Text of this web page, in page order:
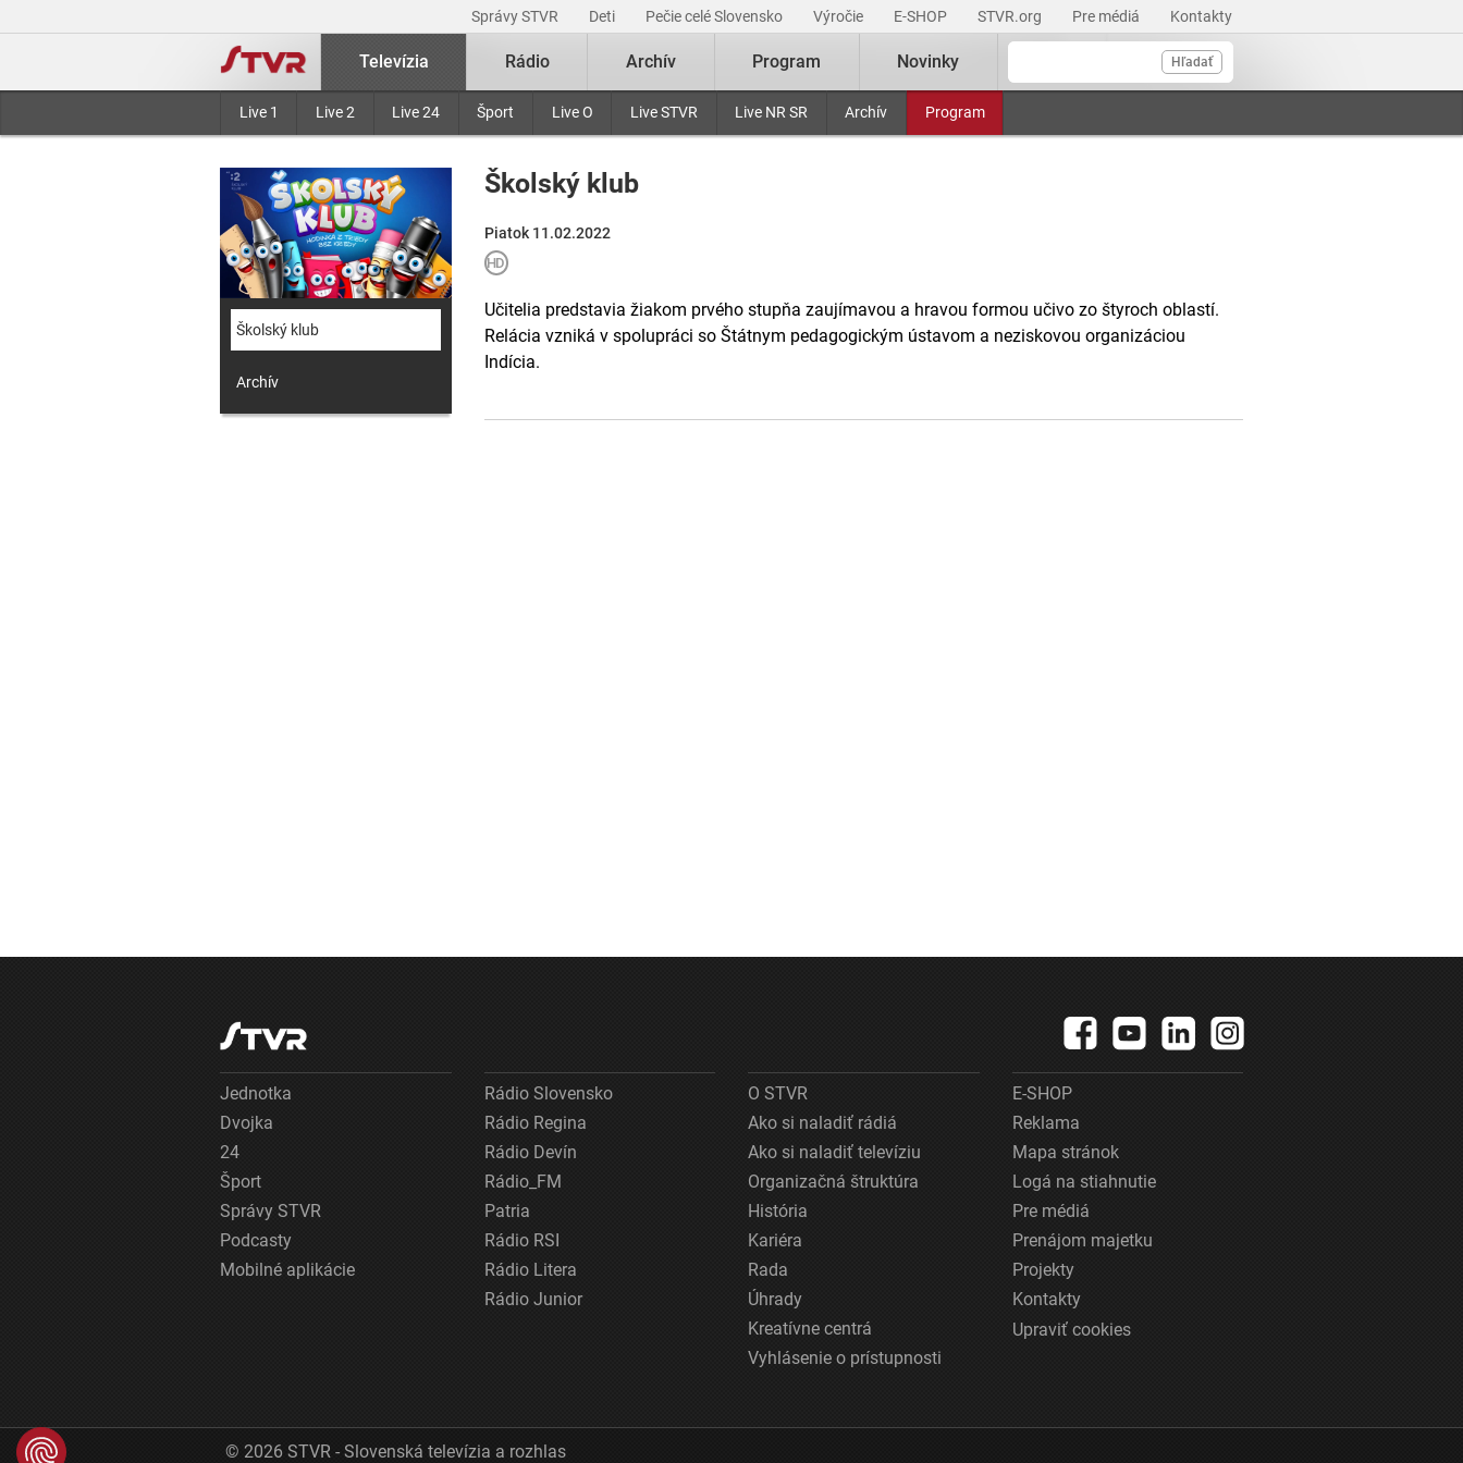
Správy STVR Deti Pečie celé Slovensko Výročie E-SHOP STVR.org Pre médiá Kontakty
Hľadať
Televízia
Live 1 Live 2 Live 24 Šport Live O Live STVR Live NR SR Archív Program
Rádio Archív Program Novinky
Školský klub
Archív
Školský klub
Piatok 11.02.2022
Učitelia predstavia žiakom prvého stupňa zaujímavou a hravou formou učivo zo štyroch oblastí.
Relácia vzniká v spolupráci so Štátnym pedagogickým ústavom a neziskovou organizáciou
Indícia.
Jednotka
Dvojka
24
Šport
Správy STVR
Podcasty
Mobilné aplikácie
Rádio Slovensko
Rádio Regina
Rádio Devín
Rádio_FM
Patria
Rádio RSI
Rádio Litera
Rádio Junior
O STVR
Ako si naladiť rádiá
Ako si naladiť televíziu
Organizačná štruktúra
História
Kariéra
Rada
Úhrady
Kreatívne centrá
Vyhlásenie o prístupnosti
E-SHOP
Reklama
Mapa stránok
Logá na stiahnutie
Pre médiá
Prenájom majetku
Projekty
Kontakty
Upraviť cookies
© 2026 STVR - Slovenská televízia a rozhlas